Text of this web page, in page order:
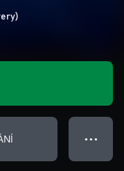
● ● ●